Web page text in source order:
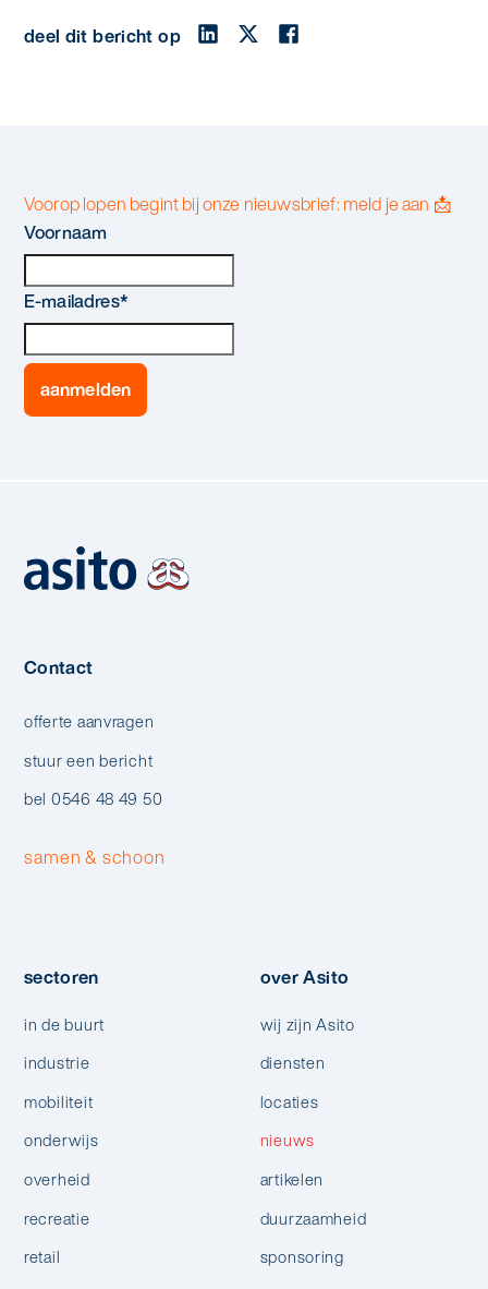
deel dit bericht op
Voorop lopen begint bij onze nieuwsbrief: meld je aan 📩
Voornaam
E-mailadres*
Contact
offerte aanvragen
stuur een bericht
bel 0546 48 49 50
samen & schoon
sectoren
in de buurt
industrie
mobiliteit
onderwijs
overheid
recreatie
retail
over Asito
wij zijn Asito
diensten
locaties
nieuws
artikelen
duurzaamheid
sponsoring